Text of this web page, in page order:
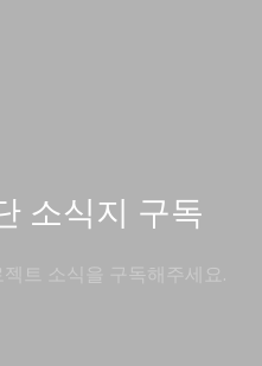
소식지 구독
트 소식을 구독해주세요.